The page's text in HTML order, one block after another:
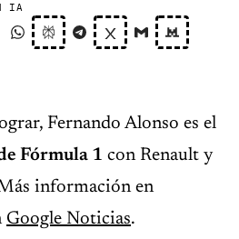
IA
Fernando Alonso es el
Fórmula 1 con Renault y
información en
Google Noticias.